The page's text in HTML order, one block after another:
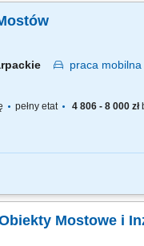
praca mobilna
pełny etat 4 806 - 8 000 zł
technologicznej itp.
Mostowe i